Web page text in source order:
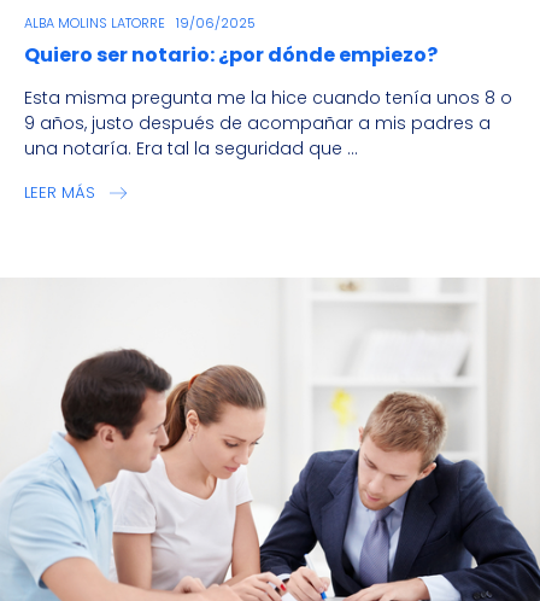
ALBA MOLINS LATORRE 19/06/2025
Quiero ser notario: ¿por dónde empiezo?
Esta misma pregunta me la hice cuando tenía unos 8 o
9 años, justo después de acompañar a mis padres a
una notaría. Era tal la seguridad que ...
LEER MÁS